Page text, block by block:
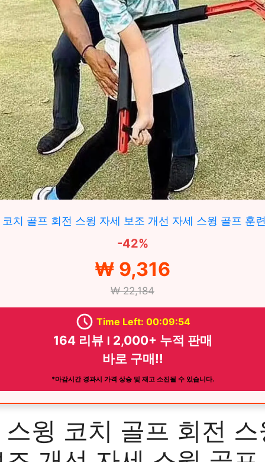
치 골프 회전 스윙 자세 보조 개선 자세 스윙 골프 훈
-42%
₩ 9,316
₩ 22,184
Time Left: 00:09:53
164 리뷰 ౹ 2,000+ 누적 판매
바로 구매!!
*마감시간 경과시 가격 상승 및 재고 소진될 수 있습니다.
윙 코치 골프 회전